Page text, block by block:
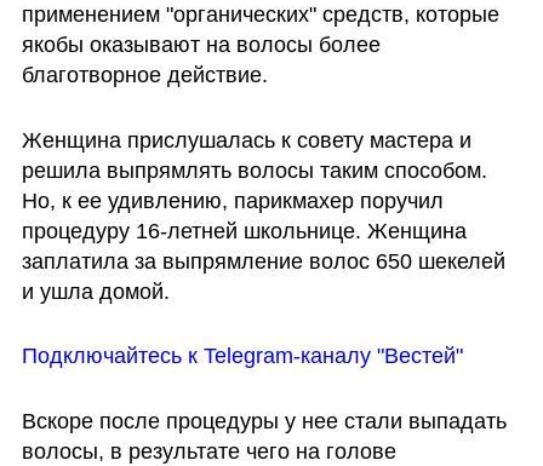
применением "органических" средств, которые
якобы оказывают на волосы более
благотворное действие.
Женщина прислушалась к совету мастера и
решила выпрямлять волосы таким способом.
Но, к ее удивлению, парикмахер поручил
процедуру 16-летней школьнице. Женщина
заплатила за выпрямление волос 650 шекелей
и ушла домой.
Подключайтесь к Telegram-каналу "Вестей"
Вскоре после процедуры у нее стали выпадать
волосы, в результате чего на голове